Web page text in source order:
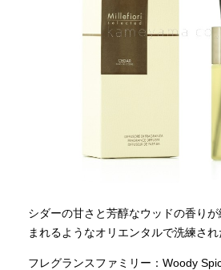
シダーの甘さと芳醇なウッドの香り
まれるようなオリエンタルで洗練され
フレグランスファミリー：Woody